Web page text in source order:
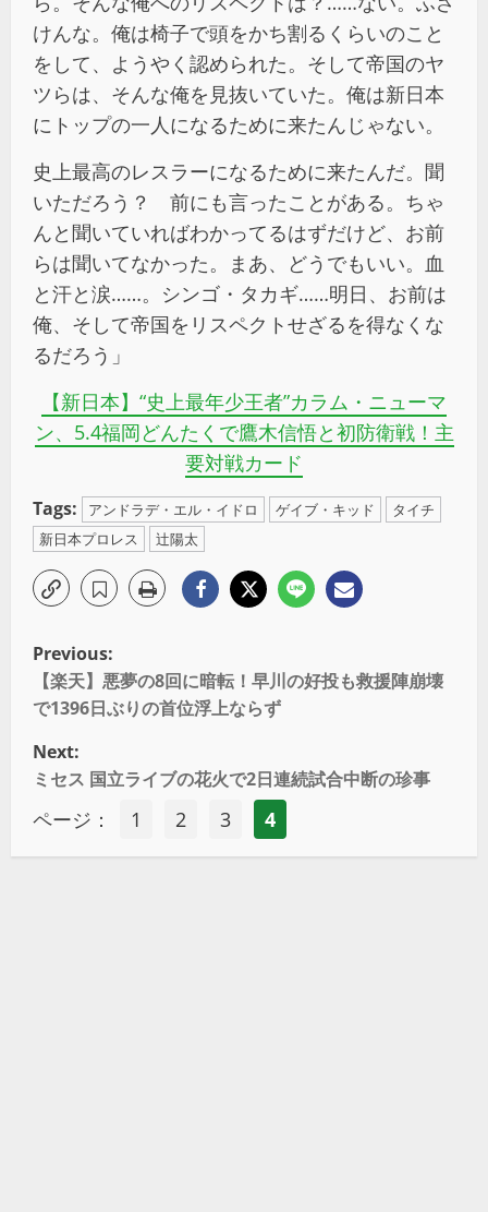
けんな。俺は椅子で頭をかち割るくらいのこと
をして、ようやく認められた。そして帝国のヤ
ツらは、そんな俺を見抜いていた。俺は新日本
にトップの一人になるために来たんじゃない。
史上最高のレスラーになるために来たんだ。聞
いただろう？ 前にも言ったことがある。ちゃ
んと聞いていればわかってるはずだけど、お前
らは聞いてなかった。まあ、どうでもいい。血
と汗と涙……。シンゴ・タカギ……明日、お前は
俺、そして帝国をリスペクトせざるを得なくな
るだろう」
【新日本】“史上最年少王者”カラム・ニューマ
ン、5.4福岡どんたくで鷹木信悟と初防衛戦！主
要対戦カード
Tags: アンドラデ・エル・イドロ ゲイブ・キッド
タイチ
新日本プロレス
辻陽太
Previous:
【楽天】悪夢の8回に暗転！早川の好投も救援陣崩壊
で1396日ぶりの首位浮上ならず
Next:
ミセス 国立ライブの花火で2日連続試合中断の珍事
ページ： 1 2 3 4